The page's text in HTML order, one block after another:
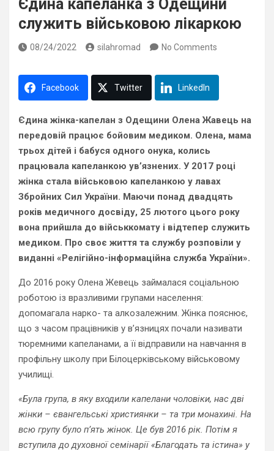
Єдина капеланка з Одещини
служить військовою лікаркою
08/24/2022 silahromad No Comments
Facebook Twitter LinkedIn
Єдина жінка-капелан з Одещини Олена Жавець на
передовій працює бойовим медиком. Олена, мама
трьох дітей і бабуся одного онука, колись
працювала капеланкою ув’язнених. У 2017 році
жінка стала військовою капеланкою у лавах
Збройних Сил України. Маючи понад двадцять
років медичного досвіду, 25 лютого цього року
вона прийшла до військкомату і відтепер служить
медиком. Про своє життя та службу розповіли у
виданні «Релігійно-інформаційна служба України».
До 2016 року Олена Жевець займалася соціальною
роботою із вразливими групами населення:
допомагала нарко- та алкозалежним. Жінка пояснює,
що з часом працівників у в’язницях почали називати
тюремними капеланами, а її відправили на навчання в
профільну школу при Білоцерківському військовому
училищі.
«Була група, в яку входили капелани чоловіки, нас дві
жінки – євангельські християнки – та три монахині. На
всю групу було п’ять жінок. Це був 2016 рік. Потім я
вступила до духовної семінарії «Благодать та істина» у